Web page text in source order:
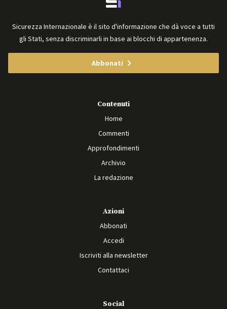
Sicurezza Internazionale è il sito d'informazione che dà voce a tutti
gli Stati, senza discriminarli in base ai blocchi di appartenenza.
Abbonati
Contenuti
Home
Commenti
Approfondimenti
Archivio
La redazione
Azioni
Abbonati
Accedi
Iscriviti alla newsletter
Contattaci
Social